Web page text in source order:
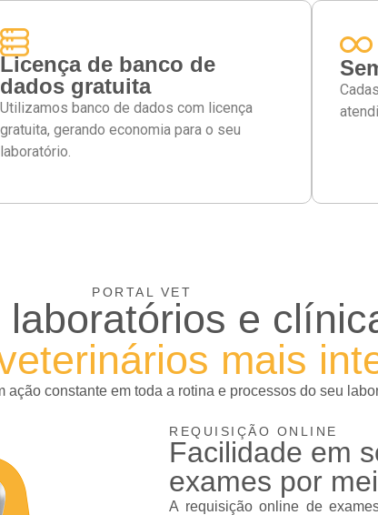
Licença de banco de
dados gratuita
Utilizamos banco de dados com licença
gratuita, gerando economia para o seu
laboratório.
PORTAL VET
e
mais
ação constante em toda a rotina e processos do seu
REQUISIÇÃO ONLINE
Facilidade em
exames por
A requisição online de